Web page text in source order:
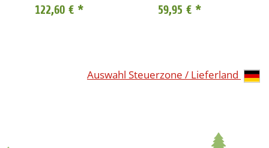
122,60 € * 59,95 € *
Auswahl Steuerzone / Lieferland